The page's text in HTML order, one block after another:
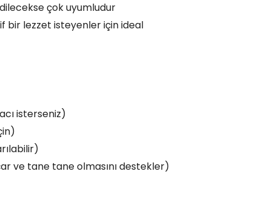
çok uyumludur
bir lezzet isteyenler için ideal
isterseniz)
ve tane tane olmasını destekler)